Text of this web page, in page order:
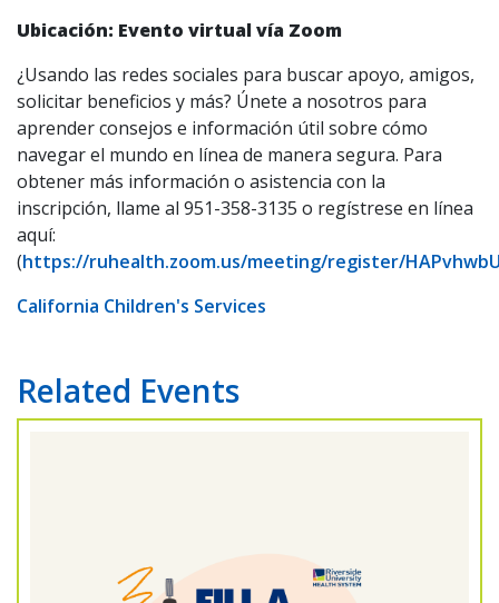
Ubicación: Evento virtual vía Zoom
¿Usando las redes sociales para buscar apoyo, amigos,
solicitar beneficios y más? Únete a nosotros para
aprender consejos e información útil sobre cómo
navegar el mundo en línea de manera segura. Para
obtener más información o asistencia con la
inscripción, llame al 951-358-3135 o regístrese en línea
aquí:
(https://ruhealth.zoom.us/meeting/register/
California Children's Services
Related Events